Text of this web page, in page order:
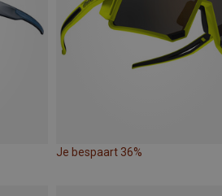
Je bespaart 36%